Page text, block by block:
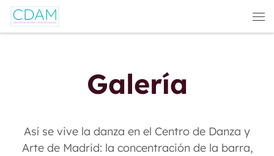
Saltar al contenido
Galería
Así se vive la danza en el Centro de Danza y
Arte de Madrid: la concentración de la barra,